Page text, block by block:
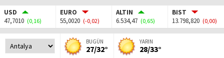
USD
47,7010 (0,16)
EURO
55,0020 (-0,02)
ALTIN
6.534,47 (0,65)
BIST
13.798,820 (0,00)
BUGÜN
27/32°
YARIN
28/33°